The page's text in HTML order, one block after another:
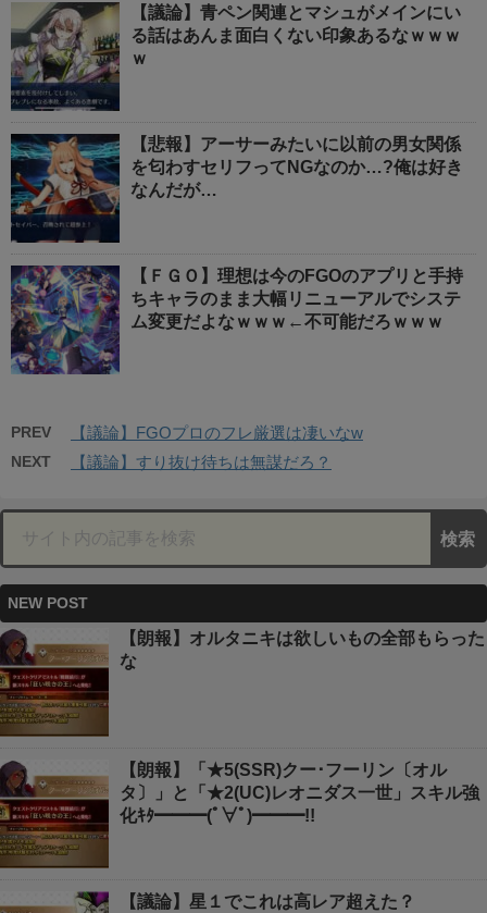
【議論】青ペン関連とマシュがメインにい
る話はあんま面白くない印象あるなｗｗｗ
ｗ
【悲報】アーサーみたいに以前の男女関係
を匂わすセリフってNGなのか…?俺は好き
なんだが…
【ＦＧＯ】理想は今のFGOのアプリと手持
ちキャラのまま大幅リニューアルでシステ
ム変更だよなｗｗｗ←不可能だろｗｗｗ
PREV 【議論】FGOプロのフレ厳選は凄いなw
NEXT 【議論】すり抜け待ちは無謀だろ？
NEW POST
【朗報】オルタニキは欲しいもの全部もらった
な
【朗報】「★5(SSR)クー･フーリン〔オル
タ〕」と「★2(UC)レオニダス一世」スキル強
化ｷﾀ━━━(ﾟ∀ﾟ)━━━!!
【議論】星１でこれは高レア超えた？